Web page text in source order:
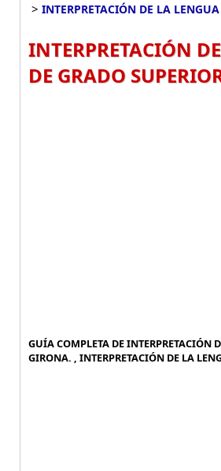
> INTERPRETACIÓN DE LA
INTERPRETACIÓN
DE GRADO
GUÍA COMPLETA DE INTERPRETACIÓN
GIRONA. , INTERPRETACIÓN DE LA